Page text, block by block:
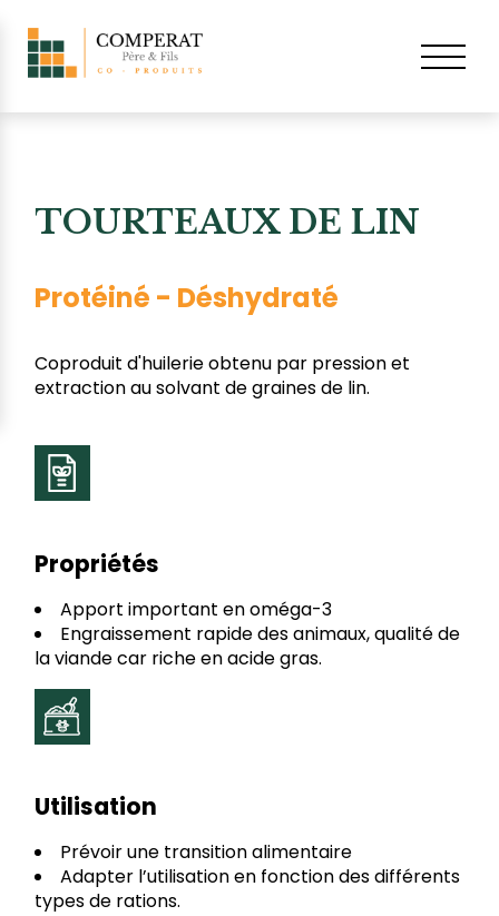
TOURTEAUX DE LIN
Protéiné - Déshydraté
Coproduit d'huilerie obtenu par pression et
extraction au solvant de graines de lin.
Propriétés
Apport important en oméga-3
Engraissement rapide des animaux, qualité de
la viande car riche en acide gras.
Utilisation
Prévoir une transition alimentaire
Adapter l’utilisation en fonction des différents
types de rations.